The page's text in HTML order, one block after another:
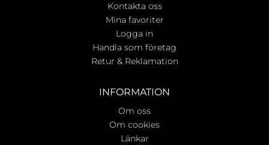
Kontakta oss
Mina favoriter
Logga in
Handla som företag
Retur & Reklamation
INFORMATION
Om oss
Om cookies
Länkar